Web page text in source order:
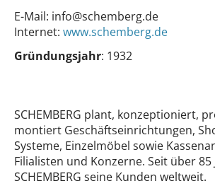
E-Mail: info@schemberg.de
Internet: www.schemberg.de
Gründungsjahr: 1932
SCHEMBERG plant, konzeptioniert,
montiert Geschäftseinrichtungen,
Systeme, Einzelmöbel sowie
Filialisten und Konzerne. Seit über
SCHEMBERG seine Kunden weltweit.